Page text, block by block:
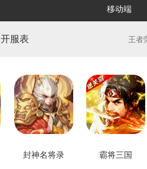
移动端
开服表
封神名将录 霸将三国